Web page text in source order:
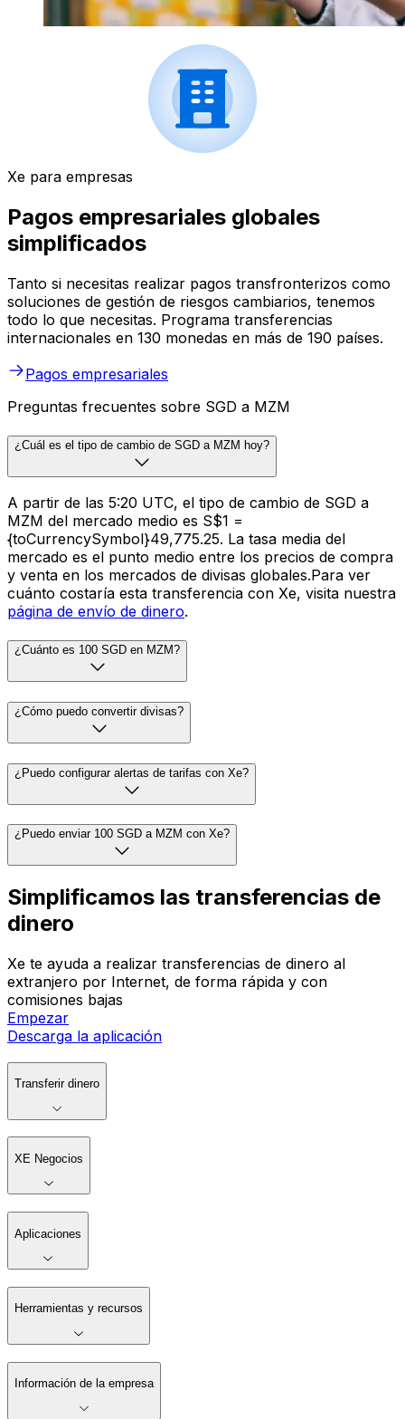
Xe para empresas
Pagos empresariales globales
simplificados
Tanto si necesitas realizar pagos transfronterizos como
soluciones de gestión de riesgos cambiarios, tenemos
todo lo que necesitas. Programa transferencias
internacionales en 130 monedas en más de 190 países.
Pagos empresariales
Preguntas frecuentes sobre SGD a MZM
¿Cuál es el tipo de cambio de SGD a MZM hoy?
A partir de las 5:20 UTC, el tipo de cambio de SGD a
MZM del mercado medio es S$1 =
{toCurrencySymbol}49,775.25. La tasa media del
mercado es el punto medio entre los precios de compra
y venta en los mercados de divisas globales.Para ver
cuánto costaría esta transferencia con Xe, visita nuestra
página de envío de dinero.
¿Cuánto es 100 SGD en MZM?
¿Cómo puedo convertir divisas?
¿Puedo configurar alertas de tarifas con Xe?
¿Puedo enviar 100 SGD a MZM con Xe?
Simplificamos las transferencias de
dinero
Xe te ayuda a realizar transferencias de dinero al
extranjero por Internet, de forma rápida y con
comisiones bajas
Empezar
Descarga la aplicación
Transferir dinero
XE Negocios
Aplicaciones
Herramientas y recursos
Información de la empresa